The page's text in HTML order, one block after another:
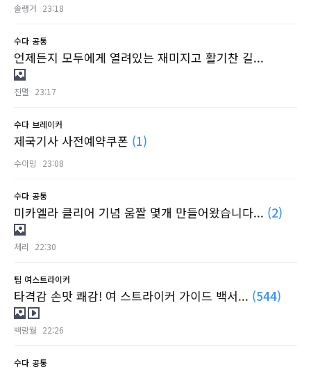
솔랭거 23:18
수다 공통
언제든지 모두에게 열려있는 재미지고 활기찬 길...
진멸 23:17
수다 브레이커
제국기사 사전예약쿠폰 (1)
수이밍 23:08
수다 공통
미카엘라 클리어 기념 움짤 몇개 만들어왔습니다... (2)
체리 22:30
팁 여스트라이커
타격감 손맛 쾌감! 여 스트라이커 가이드 백서... (544)
백랑월 22:26
수다 공통